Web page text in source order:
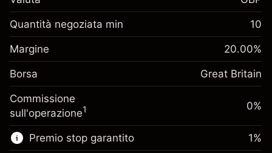
Adeguamento
finanziamento overnight
Oneri per l'intero valore della
posizione
%
(-£1.06)
Dimensione dell'operazione a leva
£5,000.00
Denaro da leva ~
Vai alla piattaforma
Margine. Il tuo
investimento
£1,000.00
finanziamento overnight
Oneri per l'intero valore della
posizione
-0.000646
(-£0.03)
Dimensione dell'operazione a leva
£5,000.00
Quantità negoziata min 10
Margine 20.00%
Borsa Great Britain
Commissione
sull'operazione1 0%
Premio stop garantito 1%